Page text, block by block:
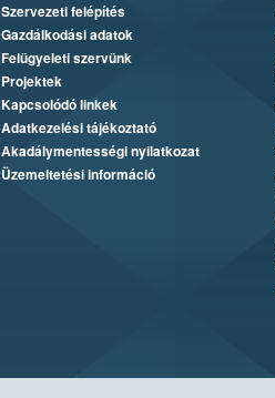
Szervezeti felépítés
Gazdálkodási adatok
Felügyeleti szervünk
Projektek
Kapcsolódó linkek
Adatkezelési tájékoztató
Akadálymentességi nyilatkozat
Üzemeltetési információ